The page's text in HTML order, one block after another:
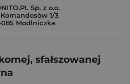
Sp. z o.o.
1/3
Modlniczka
sfałszowanej